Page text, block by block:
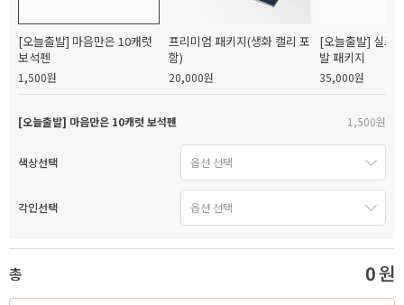
[오늘출발] 마음만은 10캐럿
보석펜
1,500원
프리미엄 패키지(생화 캘리 포
함)
20,000원
[오늘출발] 실크
발 패키지
35,000원
[오늘출발] 마음만은 10캐럿 보석펜 1,500원
색상선택
각인선택
총 0원